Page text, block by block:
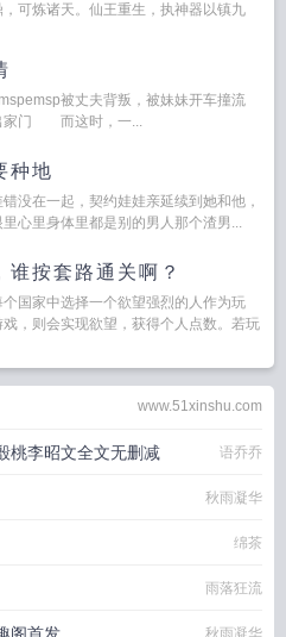
可炼诸天。仙王重生，执神器以镇九
被丈夫背叛，被妹妹开车撞流
家门 而这时，一...
种地
没在一起，契约娃娃亲延续到她和他，
心里身体里都是别的男人那个渣男...
谁按套路通关啊？
国家中选择一个欲望强烈的人作为玩
，则会实现欲望，获得个人点数。若玩
www.51xinshu.com
桃李昭文全文无删减 语乔乔
秋雨凝华
绵茶
雨落狂流
秋雨凝华